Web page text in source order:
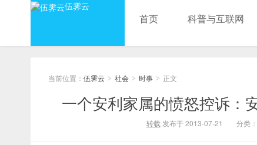
伍霁云
首页 科普与互联网
当前位置： 伍霁云 > 社会 > 时事 > 正文
一个安利家属的愤怒控诉
转载 发布于 2013-07-21 分类：